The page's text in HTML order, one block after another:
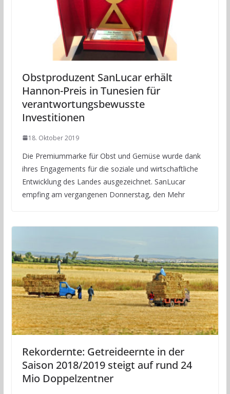
Obstproduzent SanLucar erhält
Hannon-Preis in Tunesien für
verantwortungsbewusste
Investitionen
18. Oktober 2019
Die Premiummarke für Obst und Gemüse wurde dank
ihres Engagements für die soziale und wirtschaftliche
Entwicklung des Landes ausgezeichnet. SanLucar
empfing am vergangenen Donnerstag, den Mehr
Rekordernte: Getreideernte in der
Saison 2018/2019 steigt auf rund 24
Mio Doppelzentner